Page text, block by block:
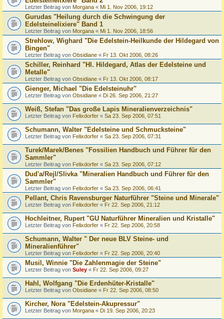
Letzter Beitrag von Morgana « Mi 1. Nov 2006, 19:12
Gurudas "Heilung durch die Schwingung der
Edelsteinelixiere" Band 1
Letzter Beitrag von Morgana « Mi 1. Nov 2006, 18:56
Strehlow, Wighard "Die Edelstein-Heilkunde der Hildegard von
Bingen"
Letzter Beitrag von Obsidiane « Fr 13. Okt 2006, 08:26
Schiller, Reinhard "Hl. Hildegard, Atlas der Edelsteine und
Metalle"
Letzter Beitrag von Obsidiane « Fr 13. Okt 2006, 08:17
Gienger, Michael "Die Edelsteinuhr"
Letzter Beitrag von Obsidiane « Di 26. Sep 2006, 21:27
Weiß, Stefan "Das große Lapis Mineralienverzeichnis"
Letzter Beitrag von Felixdorfer « Sa 23. Sep 2006, 07:51
Schumann, Walter "Edelsteine und Schmucksteine"
Letzter Beitrag von Felixdorfer « Sa 23. Sep 2006, 07:31
Turek/Marek/Benes "Fossilien Handbuch und Führer für den
Sammler"
Letzter Beitrag von Felixdorfer « Sa 23. Sep 2006, 07:12
Dud'a/Rejl/Slivka "Mineralien Handbuch und Führer für den
Sammler"
Letzter Beitrag von Felixdorfer « Sa 23. Sep 2006, 06:41
Pellant, Chris Ravensburger Naturführer "Steine und Minerale"
Letzter Beitrag von Felixdorfer « Fr 22. Sep 2006, 21:12
Hochleitner, Rupert "GU Naturführer Mineralien und Kristalle"
Letzter Beitrag von Felixdorfer « Fr 22. Sep 2006, 20:58
Schumann, Walter " Der neue BLV Steine- und
Mineralienführer"
Letzter Beitrag von Felixdorfer « Fr 22. Sep 2006, 20:40
Musil, Winnie "Die Zahlenmagie der Steine"
Letzter Beitrag von Suley « Fr 22. Sep 2006, 09:27
Hahl, Wolfgang "Die Erdenhüter-Kristalle"
Letzter Beitrag von Obsidiane « Fr 22. Sep 2006, 08:50
Kircher, Nora "Edelstein-Akupressur"
Letzter Beitrag von Morgana « Di 19. Sep 2006, 20:23